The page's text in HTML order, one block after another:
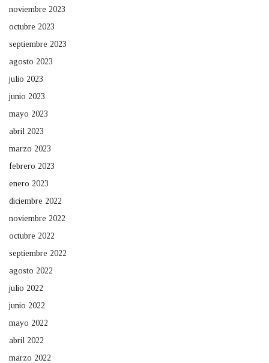
noviembre 2023
octubre 2023
septiembre 2023
agosto 2023
julio 2023
junio 2023
mayo 2023
abril 2023
marzo 2023
febrero 2023
enero 2023
diciembre 2022
noviembre 2022
octubre 2022
septiembre 2022
agosto 2022
julio 2022
junio 2022
mayo 2022
abril 2022
marzo 2022